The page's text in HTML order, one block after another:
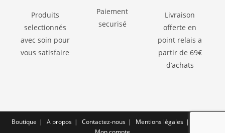
Produits
selectionnés
avec soin pour
vous satisfaire
Paiement
securisé
Livraison
offerte en
point relais a
partir de 69€
d’achats
Boutique A propos Contactez-nous Mentions légales